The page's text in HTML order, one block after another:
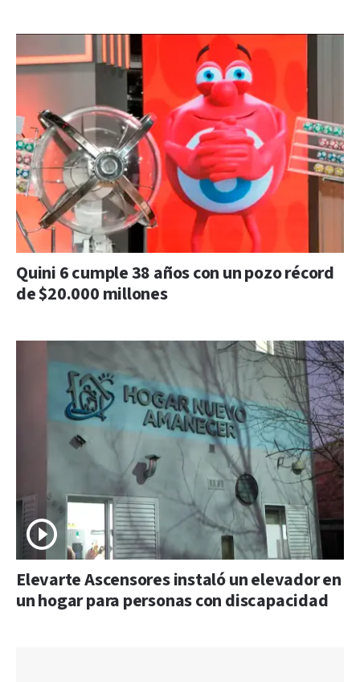
Quini 6 cumple 38 años con un pozo récord
de $20.000 millones
Elevarte Ascensores instaló un elevador en
un hogar para personas con discapacidad